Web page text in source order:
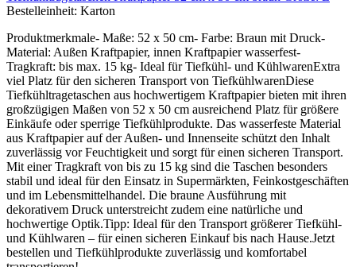
Bestelleinheit: Karton
Produktmerkmale- Maße: 52 x 50 cm- Farbe: Braun mit Druck-
Material: Außen Kraftpapier, innen Kraftpapier wasserfest-
Tragkraft: bis max. 15 kg- Ideal für Tiefkühl- und KühlwarenExtra
viel Platz für den sicheren Transport von TiefkühlwarenDiese
Tiefkühltragetaschen aus hochwertigem Kraftpapier bieten mit ihren
großzügigen Maßen von 52 x 50 cm ausreichend Platz für größere
Einkäufe oder sperrige Tiefkühlprodukte. Das wasserfeste Material
aus Kraftpapier auf der Außen- und Innenseite schützt den Inhalt
zuverlässig vor Feuchtigkeit und sorgt für einen sicheren Transport.
Mit einer Tragkraft von bis zu 15 kg sind die Taschen besonders
stabil und ideal für den Einsatz in Supermärkten, Feinkostgeschäften
und im Lebensmittelhandel. Die braune Ausführung mit
dekorativem Druck unterstreicht zudem eine natürliche und
hochwertige Optik.Tipp: Ideal für den Transport größerer Tiefkühl-
und Kühlwaren – für einen sicheren Einkauf bis nach Hause.Jetzt
bestellen und Tiefkühlprodukte zuverlässig und komfortabel